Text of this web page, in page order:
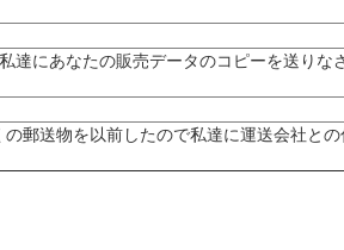
にあなたの販売データのコピーを送りな
郵送物を以前したので私達に運送会社と